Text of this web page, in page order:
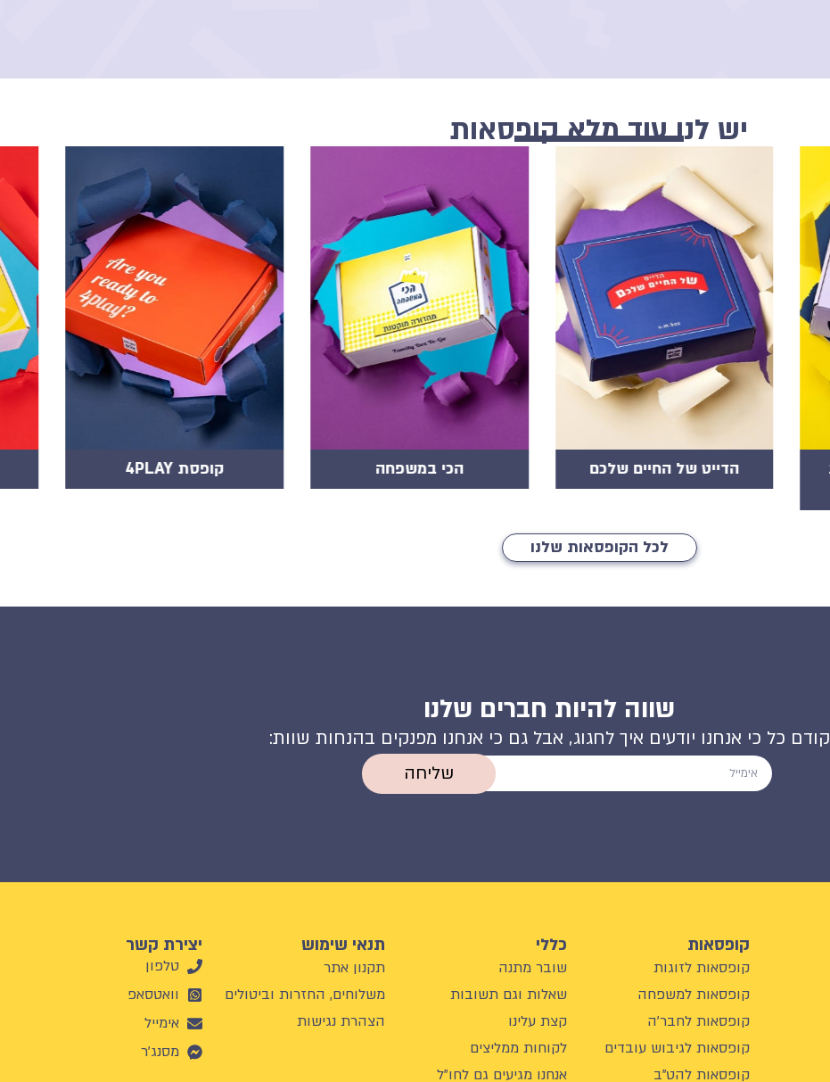
יש לנו עוד מלא קופסאות
הכי במשפחה קופסת 4PLAY הקופסא המשפחתית
לכל הקופסאות שלנו
שווה להיות חברים שלנו
קודם כל כי אנחנו יודעים איך לחגוג, אבל גם כי אנחנו מפנקים בהנחות שוות:
שליחה
קופסאות
קופסאות לזוגות
קופסאות למשפחה
קופסאות לחבר'ה
קופסאות לגיבוש עובדים
קופסאות להט"ב
כללי
שובר מתנה
שאלות וגם תשובות
קצת עלינו
לקוחות ממליצים
אנחנו מגיעים גם לחו"ל
תנאי שימוש
תקנון אתר
משלוחים, החזרות וביטולים
הצהרת נגישות
יצירת קשר
טלפון
וואטסאפ
אימייל
מסנג'ר